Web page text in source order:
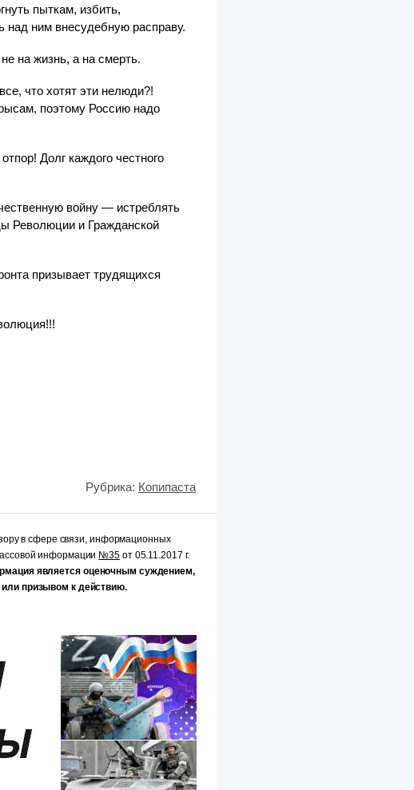
пыткам, избить,
над ним внесудебную расправу.
на жизнь, а на смерть.
что хотят эти нелюди?!
поэтому Россию надо
Долг каждого честного
войну — истреблять
Революции и Гражданской
призывает трудящихся
Рубрика: Копипаста
в сфере связи, информационных
информации №35от 05.11.2017 г.
является оценочным суждением,
или призывом к действию.